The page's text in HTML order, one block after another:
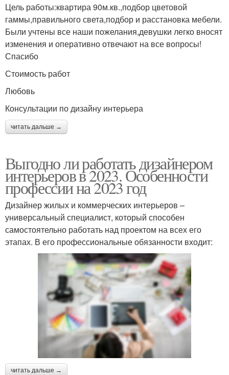
Цель работы:квартира 90м.кв.,подбор цветовой
гаммы,правильного света,подбор и расстановка мебели.
Были учтены все наши пожелания,девушки легко вносят
изменения и оперативно отвечают на все вопросы!
Спасибо
Стоимость работ
Любовь
Консультации по дизайну интерьера
читать дальше →
Выгодно ли работать дизайнером
интерьеров в 2023. Особенности
профессии на 2023 год
Дизайнер жилых и коммерческих интерьеров –
универсальный специалист, который способен
самостоятельно работать над проектом на всех его
этапах. В его профессиональные обязанности входит:
читать дальше →